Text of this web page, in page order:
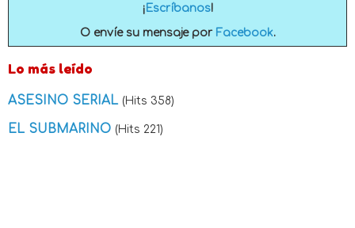
¡ Escríbanos!
O envíe su mensaje por Facebook.
Lo más leído
ASESINO SERIAL (Hits 358)
EL SUBMARINO (Hits 221)